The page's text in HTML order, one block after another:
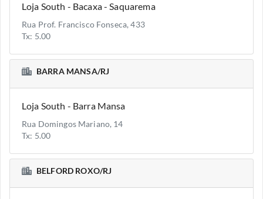
Loja South - Bacaxa - Saquarema
Rua Prof. Francisco Fonseca, 433
Tx: 5.00
BARRA MANSA/RJ
Loja South - Barra Mansa
Rua Domingos Mariano, 14
Tx: 5.00
BELFORD ROXO/RJ